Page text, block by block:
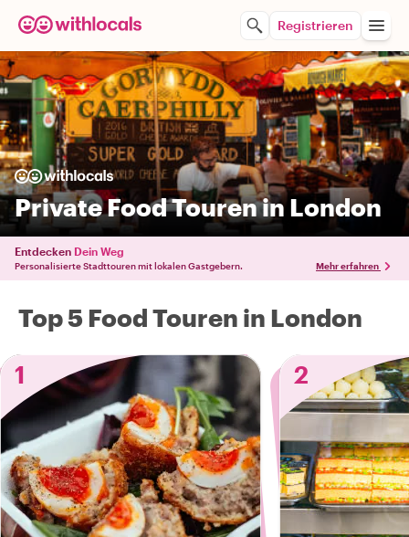
Registrieren
Private Food Touren in London
Entdecken Dein Weg
Personalisierte Stadttouren mit lokalen Gastgebern. Mehr erfahren
Top 5 Food Touren in London
1
2